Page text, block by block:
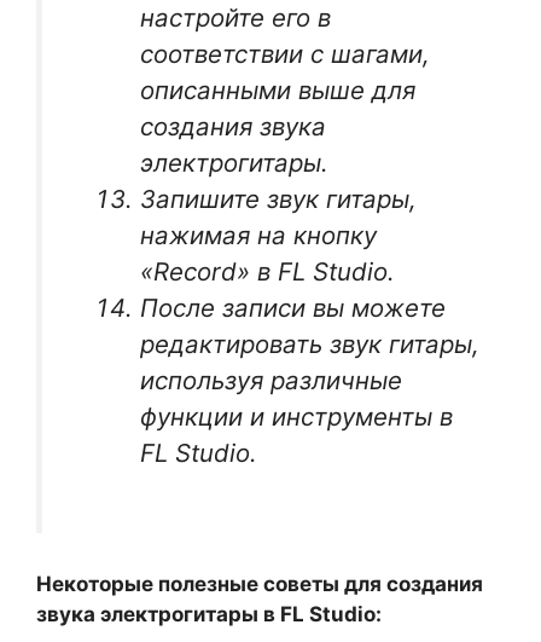
настройте его в
соответствии с шагами,
описанными выше для
создания звука
электрогитары.
Запишите звук гитары,
нажимая на кнопку
«Record» в FL Studio.
После записи вы можете
редактировать звук гитары,
используя различные
функции и инструменты в
FL Studio.
Некоторые полезные советы для создания
звука электрогитары в FL Studio: